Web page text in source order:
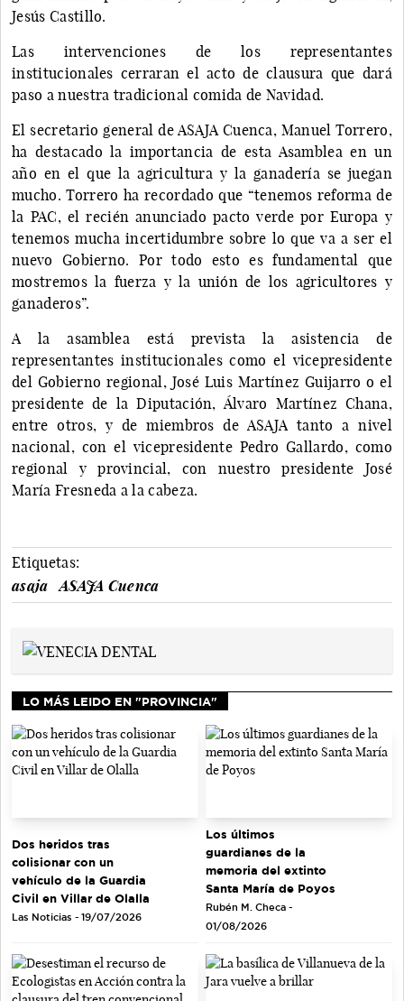
Jesús Castillo.
Las intervenciones de los representantes
institucionales cerraran el acto de clausura que dará
paso a nuestra tradicional comida de Navidad.
El secretario general de ASAJA Cuenca, Manuel Torrero,
ha destacado la importancia de esta Asamblea en un
año en el que la agricultura y la ganadería se juegan
mucho. Torrero ha recordado que “tenemos reforma de
la PAC, el recién anunciado pacto verde por Europa y
tenemos mucha incertidumbre sobre lo que va a ser el
nuevo Gobierno. Por todo esto es fundamental que
mostremos la fuerza y la unión de los agricultores y
ganaderos”.
A la asamblea está prevista la asistencia de
representantes institucionales como el vicepresidente
del Gobierno regional, José Luis Martínez Guijarro o el
presidente de la Diputación, Álvaro Martínez Chana,
entre otros, y de miembros de ASAJA tanto a nivel
nacional, con el vicepresidente Pedro Gallardo, como
regional y provincial, con nuestro presidente José
María Fresneda a la cabeza.
Etiquetas:
asaja
ASAJA Cuenca
LO MÁS LEIDO EN "PROVINCIA"
Dos heridos tras
colisionar con un
vehículo de la Guardia
Civil en Villar de Olalla
Las Noticias - 19/07/2026
Los últimos
guardianes de la
memoria del extinto
Santa María de Poyos
Rubén M. Checa -
01/08/2026